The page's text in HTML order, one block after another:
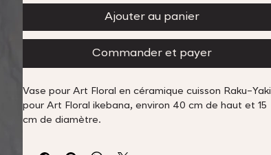
Ajouter au panier
Commander et payer
Vase pour Art Floral en céramique cuisson Raku-Yaki
pour Art Floral ikebana, environ 40 cm de haut et 15
cm de diamètre.